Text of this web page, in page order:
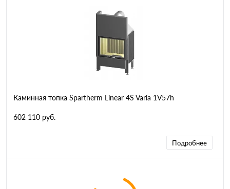
Каминная топка Spartherm Linear 4S Varia 1V57h
602 110 руб.
Подробнее